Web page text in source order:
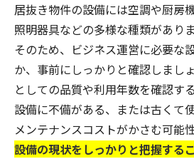
居抜き物件の設備には空調や厨房
照明器具などの多様な種類がありま
そのため、ビジネス運営に必要な
か、事前にしっかりと確認しまし
としての品質や利用年数を確認す
設備に不備がある、または古くて
メンテナンスコストがかさむ可能
設備の現状をしっかりと把握する